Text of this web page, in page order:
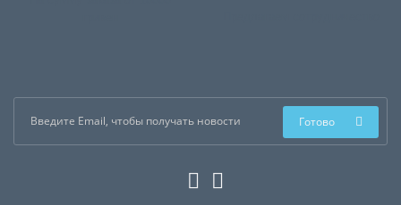
Готово